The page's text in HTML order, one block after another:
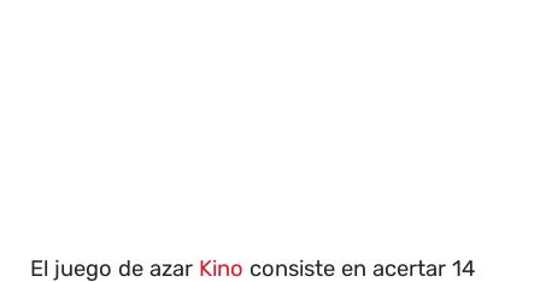
El juego de azar Kino consiste en acertar 14